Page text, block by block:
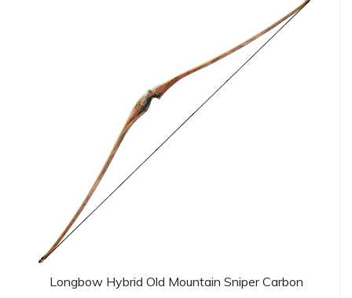
Longbow Hybrid Old Mountain Sniper Carbon